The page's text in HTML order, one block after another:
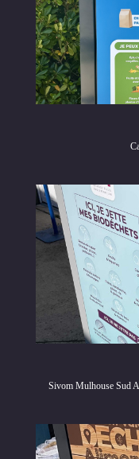
Sivom Mulhouse Sud